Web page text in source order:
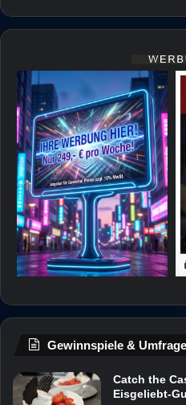
Gewinnspiele &
Catch the
Eisgeliebt-